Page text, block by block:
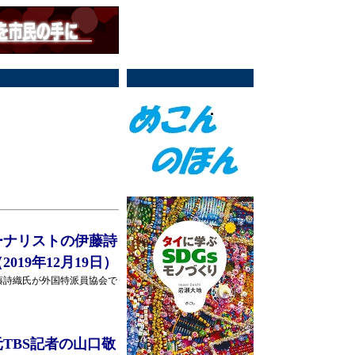
リストの伊藤詩
年12月19日）
織氏が外国特派員協会で
記者の山口敬